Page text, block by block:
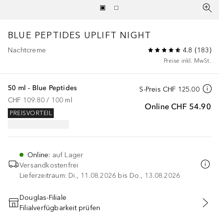
BLUE PEPTIDES UPLIFT NIGHT
Nachtcreme 4.8 (183)
Preise inkl. MwSt.
S-Preis CHF 125.00
Online CHF 54.90
50 ml - Blue Peptides
CHF 109.80 / 100 ml
PREISVORTEIL
Online: auf Lager
Versandkostenfrei
Lieferzeitraum: Di., 11.08.2026 bis Do., 13.08.2026
IN DEN WARENKORB
Douglas-Filiale
Filialverfügbarkeit prüfen